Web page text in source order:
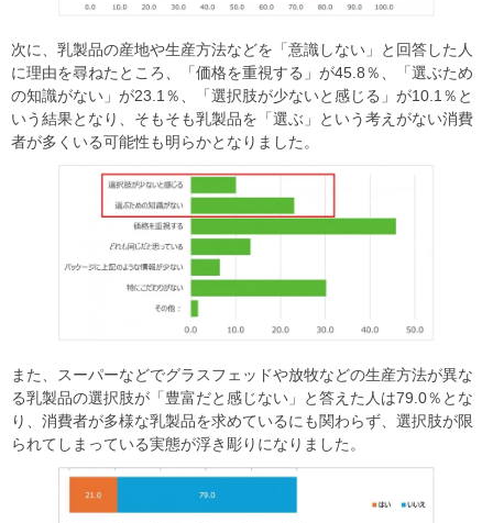
次に、乳製品の産地や⽣産⽅法などを「意識しない」と回答した⼈
に理由を尋ねたところ、「価格を重視する」が45.8％、「選ぶため
の知識がない」が23.1％、「選択肢が少ないと感じる」が10.1％と
いう結果となり、そもそも乳製品を「選ぶ」という考えがない消費
者が多くいる可能性も明らかとなりました。
また、スーパーなどでグラスフェッドや放牧などの⽣産⽅法が異な
る乳製品の選択肢が「豊富だと感じない」と答えた⼈は79.0％とな
り、消費者が多様な乳製品を求めているにも関わらず、選択肢が限
られてしまっている実態が浮き彫りになりました。